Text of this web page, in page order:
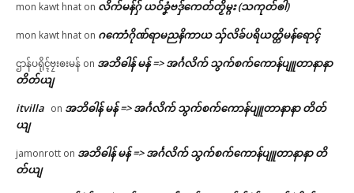
mon kawt hnat on လိက်မန်ဂှ် ယဝ်ခၞံဗဒှ်ကေတ်တၟိမ္ဂး (သကုတ်ၜါ)
mon kawt hnat on ဂကောံဂိုဏ်ရာမညနိကာယ သှ်လိခ်ပရိယတ္တိမန်ရောၚ်
ဌာန်ပရိုၚ်ဗၠးၜးမန် on အဘိဓါန် မန် => အၚ်္ဂလိက် သွက်စက်ကောန်ပျူတာနာနာ
တိတ်ယျ
itvilla on အဘိဓါန် မန် => အၚ်္ဂလိက် သွက်စက်ကောန်ပျူတာနာနာ တိတ်
ယျ
jamonrott on အဘိဓါန် မန် => အၚ်္ဂလိက် သွက်စက်ကောန်ပျူတာနာနာ တိ
တ်ယျ